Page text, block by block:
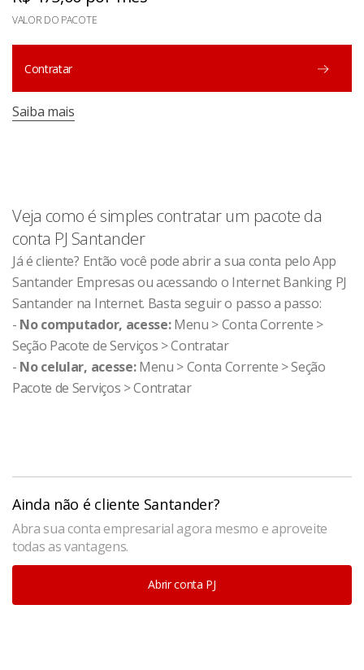
VALOR DO PACOTE
Contratar
Saiba mais
Veja como é simples contratar um pacote da
conta PJ Santander
Já é cliente? Então você pode abrir a sua conta pelo App
Santander Empresas ou acessando o Internet Banking PJ
Santander na Internet. Basta seguir o passo a passo:
- No computador, acesse:Menu > Conta Corrente >
Seção Pacote de Serviços > Contratar
- No celular, acesse:Menu > Conta Corrente > Seção
Pacote de Serviços > Contratar
Ainda não é cliente Santander?
Abra sua conta empresarial agora mesmo e aproveite
todas as vantagens.
Abrir conta PJ